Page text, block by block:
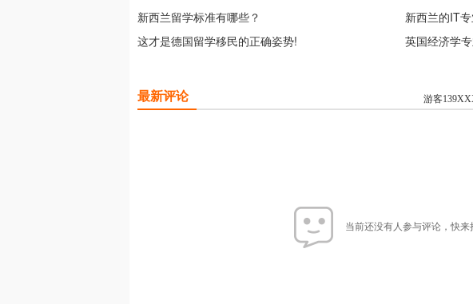
新西兰留学标准有哪些？
新西兰的IT
这才是德国留学移民的正确姿势!
英国经济学
最新评论
当前还没有人参与评论，快来